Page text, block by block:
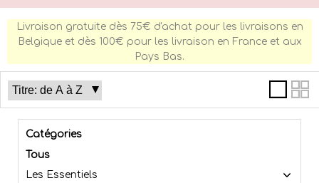
Livraison gratuite dès 75€ d'achat pour les livraisons en
Belgique et dès 100€ pour les livraison en France et aux
Pays Bas.
Catégories
Tous
Les Essentiels